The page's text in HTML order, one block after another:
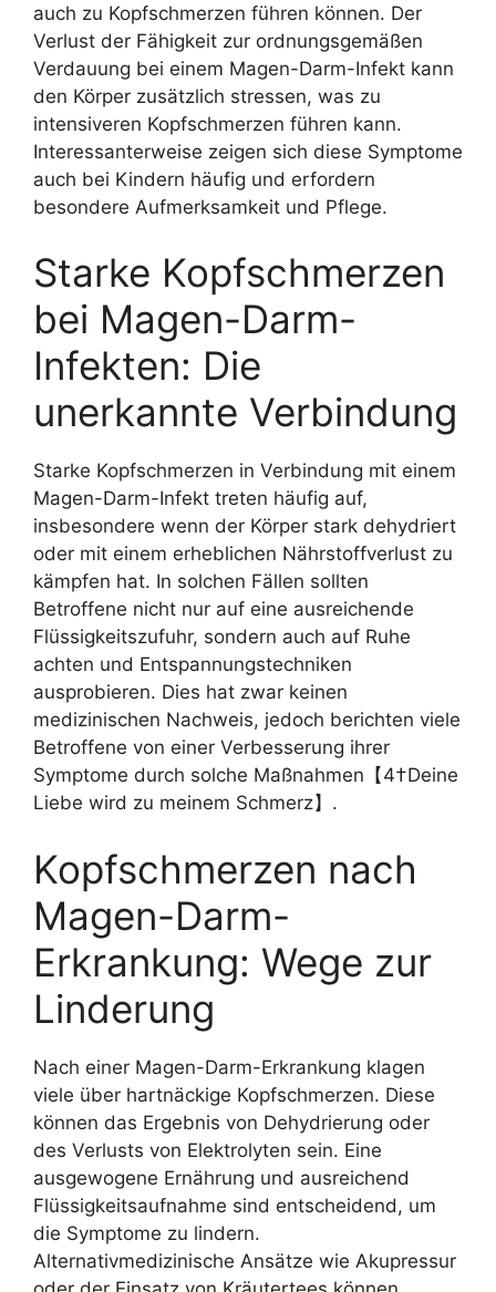
auch zu Kopfschmerzen führen können. Der
Verlust der Fähigkeit zur ordnungsgemäßen
Verdauung bei einem Magen-Darm-Infekt kann
den Körper zusätzlich stressen, was zu
intensiveren Kopfschmerzen führen kann.
Interessanterweise zeigen sich diese Symptome
auch bei Kindern häufig und erfordern
besondere Aufmerksamkeit und Pflege.
Starke Kopfschmerzen
bei Magen-Darm-
Infekten: Die
unerkannte Verbindung
Starke Kopfschmerzen in Verbindung mit einem
Magen-Darm-Infekt treten häufig auf,
insbesondere wenn der Körper stark dehydriert
oder mit einem erheblichen Nährstoffverlust zu
kämpfen hat. In solchen Fällen sollten
Betroffene nicht nur auf eine ausreichende
Flüssigkeitszufuhr, sondern auch auf Ruhe
achten und Entspannungstechniken
ausprobieren. Dies hat zwar keinen
medizinischen Nachweis, jedoch berichten viele
Betroffene von einer Verbesserung ihrer
Symptome durch solche Maßnahmen【4†Deine
Liebe wird zu meinem Schmerz】.
Kopfschmerzen nach
Magen-Darm-
Erkrankung: Wege zur
Linderung
Nach einer Magen-Darm-Erkrankung klagen
viele über hartnäckige Kopfschmerzen. Diese
können das Ergebnis von Dehydrierung oder
des Verlusts von Elektrolyten sein. Eine
ausgewogene Ernährung und ausreichend
Flüssigkeitsaufnahme sind entscheidend, um
die Symptome zu lindern.
Alternativmedizinische Ansätze wie Akupressur